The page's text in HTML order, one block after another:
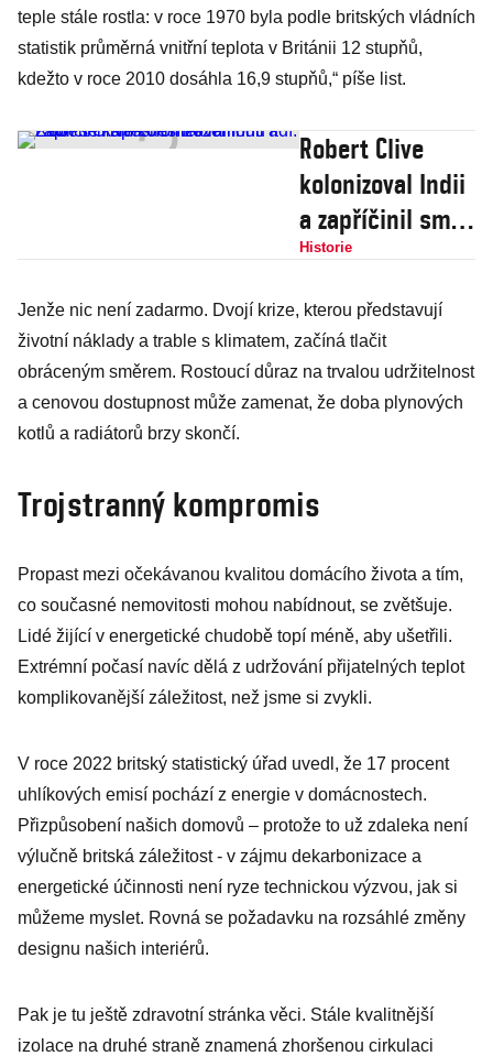
teple stále rostla: v roce 1970 byla podle britských vládních
statistik průměrná vnitřní teplota v Británii 12 stupňů,
kdežto v roce 2010 dosáhla 16,9 stupňů,“ píše list.
Robert Clive
kolonizoval Indii
a zapříčinil smrt
desítek milionů
kapesním nožem
Historie
Jenže nic není zadarmo. Dvojí krize, kterou představují
životní náklady a trable s klimatem, začíná tlačit
obráceným směrem. Rostoucí důraz na trvalou udržitelnost
a cenovou dostupnost může zamenat, že doba plynových
kotlů a radiátorů brzy skončí.
Trojstranný kompromis
Propast mezi očekávanou kvalitou domácího života a tím,
co současné nemovitosti mohou nabídnout, se zvětšuje.
Lidé žijící v energetické chudobě topí méně, aby ušetřili.
Extrémní počasí navíc dělá z udržování přijatelných teplot
komplikovanější záležitost, než jsme si zvykli.
V roce 2022 britský statistický úřad uvedl, že 17 procent
uhlíkových emisí pochází z energie v domácnostech.
Přizpůsobení našich domovů – protože to už zdaleka není
výlučně britská záležitost - v zájmu dekarbonizace a
energetické účinnosti není ryze technickou výzvou, jak si
můžeme myslet. Rovná se požadavku na rozsáhlé změny
designu našich interiérů.
Pak je tu ještě zdravotní stránka věci. Stále kvalitnější
izolace na druhé straně znamená zhoršenou cirkulaci